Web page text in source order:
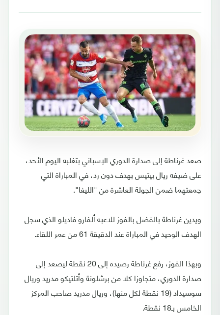
صعد غرناطة إلى صدارة الدوري الإسباني بتغلبه اليوم الأحد،
على ضيفه ريال بيتيس بهدف دون رد، في المباراة التي
جمعتهما ضمن الجولة العاشرة من "الليغا".
ويدين غرناطة بالفضل بالفوز للاعبه ألفارو فاديلو الذي سجل
الهدف الوحيد في المباراة عند الدقيقة 61 من عمر اللقاء.
وبهذا الفوز، رفع غرناطة رصيده إلى 20 نقطة ليصعد إلى
صدارة الدوري، متجاوزا كلا من برشلونة وأتلتيكو مدريد وريال
سوسيداد (19 نقطة لكل منها)، وريال مدريد صاحب المركز
الخامس بـ18 نقطة.